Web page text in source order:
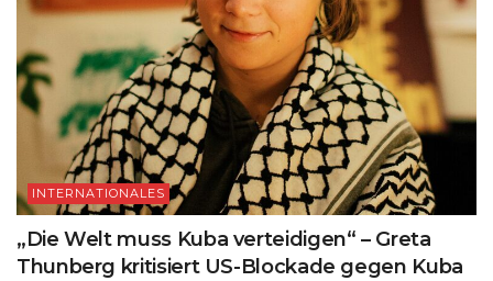
INTERNATIONALES
„Die Welt muss Kuba verteidigen“ – Greta
Thunberg kritisiert US-Blockade gegen Kuba